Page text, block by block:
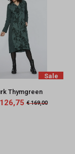
Sale
Thymgreen
€ 169,00